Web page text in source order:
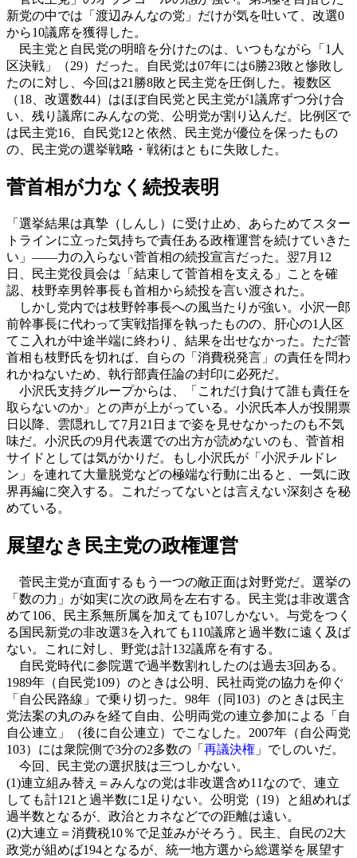
新党の中では「渡辺みんなの党」だけが気を吐いて、改選0
から10議席を獲得した。
民主党と自民党の明暗を分けたのは、いつもながら「1人
区決戦」（29）だった。自民党は07年には6勝23敗と惨敗し
たのに対し、今回は21勝8敗と民主党を圧倒した。複数区
（18、改選数44）はほぼ自民党と民主党が1議席ずつ分け合
い、残り議席にみんなの党、公明党が割り込んだ。比例区で
は民主党16、自民党12と依然、民主党が優位を保ったもの
の、民主党の選挙戦略・戦術はともに失敗した。
菅首相が力なく続投表明
「選挙結果は真摯（しんし）に受け止め、あらためてスター
トラインに立った気持ちで責任ある政権運営を続けていきた
い」――力の入らない菅首相の続投宣言だった。翌7月12
日、民主党役員会は「結束して菅首相を支える」ことを確
認、枝野幸男幹事長も首相から続投を言い渡された。
しかし党内では枝野幹事長への風当たりが強い。小沢一郎
前幹事長に代わって実戦指揮を執ったものの、肝心の1人区
てこ入れが中途半端に終わり、結果を出せなかった。ただ菅
首相も枝野氏を切れば、自らの「消費税発言」の責任を問わ
れかねないため、執行部責任論の封印に必死だ。
小沢氏支持グループからは、「これだけ負けて誰も責任を
取らないのか」との声が上がっている。小沢氏本人が投開票
日以降、雲隠れして7月21日まで姿を見せなかったのも不気
味だ。小沢氏の9月代表選での出方が読めないのも、菅首相
サイドとしては気がかりだ。もし小沢氏が「小沢チルドレ
ン」を連れて大量脱党などの極端な行動に出ると、一気に政
界再編に突入する。これだってないとは言えない深刻さを秘
めている。
展望なき民主党の政権運営
菅民主党が直面するもう一つの敵正面は対野党だ。選挙の
「数の力」が如実に次の政局を左右する。民主党は非改選含
めて106、民主系無所属を加えても107しかない。与党をつく
る国民新党の非改選3を入れても110議席と過半数に遠く及ば
ない。これに対し、野党は計132議席を有する。
自民党時代に参院選で過半数割れしたのは過去3回ある。
1989年（自民党109）のときは公明、民社両党の協力を仰ぐ
「自公民路線」で乗り切った。98年（同103）のときは民主
党法案の丸のみを経て自由、公明両党の連立参加による「自
自公連立」（後に自公連立）でこなした。2007年（自公両党
103）には衆院側で3分の2多数の「 再議決権 」でしのいだ。
今回、民主党の選択肢は三つしかない。
(1)連立組み替え＝みんなの党は非改選含め11なので、連立
しても計121と過半数に1足りない。公明党（19）と組めれば
過半数となるが、政治とカネなどでの距離は遠い。
(2)大連立＝消費税10％で足並みがそろう。民主、自民の2大
政党が組めば194となるが、統一地方選から総選挙を展望す